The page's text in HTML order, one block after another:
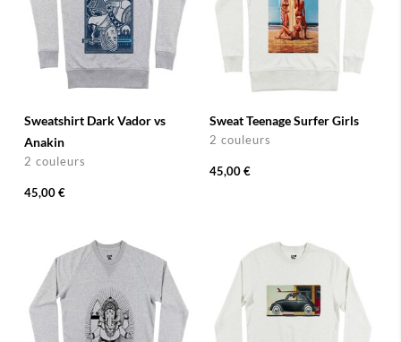
Sweatshirt Dark Vador vs
Anakin
2 couleurs
45,00 €
Sweat Teenage Surfer Girls
2 couleurs
45,00 €